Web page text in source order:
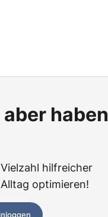
haben
hilfreicher
optimieren!